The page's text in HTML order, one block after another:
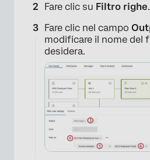
Fare clic su Filtro righe.
Fare clic nel campo
modificare il nome del
desidera.